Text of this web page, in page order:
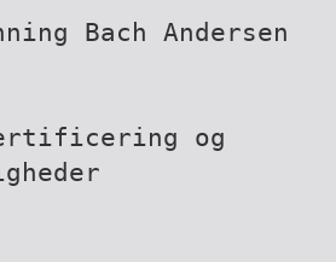
Bach Andersen
og